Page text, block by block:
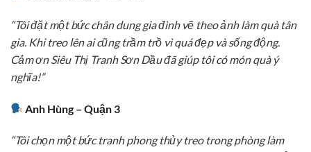
“Tôi đặt một bức chân dung gia đình vẽ theo ảnh làm quà tân
gia. Khi treo lên ai cũng trầm trồ vì quá đẹp và sống động.
Cảm ơn Siêu Thị Tranh Sơn Dầu đã giúp tôi có món quà ý
nghĩa!”
Anh Hùng – Quận 3
“Tôi chọn một bức tranh phong thủy treo trong phòng làm